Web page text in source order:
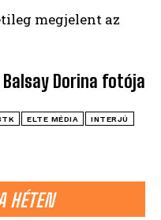
HÉTEN
megjelent az
Dorina fotója
ELTE MÉDIA INTERJÚ